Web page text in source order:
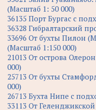
(Масштаб 1: 50 000)
36135 Порт Бургас с
36328 Гибралтарский
33696 От бухты Пилон
(Масштаб 1:150 000)
21013 От острова
000)
25713 От бухты
000)
26713 Бухта Нипе с
33113 От